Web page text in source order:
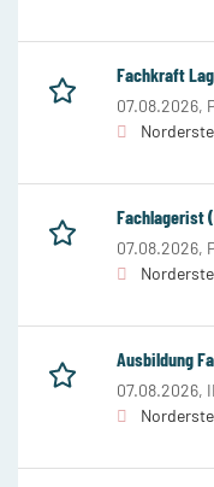
Fachkraft
07.08.2026,
Fachlagerist
07.08.2026,
Ausbildung
07.08.2026,